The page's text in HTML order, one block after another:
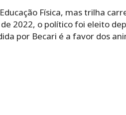
Física, mas trilha
2022, o político foi eleito
por Becari é a favor dos